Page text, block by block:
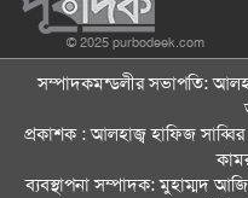
© 2025 purbodeek.com
সম্পাদকমন্ডলীর সভাপতি:
প্রকাশক : আলহাজ্ব হাফিজ
ব্যবস্থাপনা সম্পাদক: মুহাম্মদ